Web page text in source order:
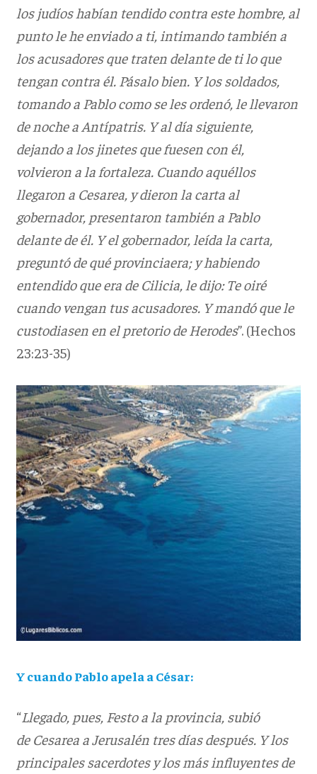
los judíos habían tendido contra este hombre, al
punto le he enviado a ti, intimando también a
los acusadores que traten delante de ti lo que
tengan contra él. Pásalo bien. Y los soldados,
tomando a Pablo como se les ordenó, le llevaron
de noche a Antípatris. Y al día siguiente,
dejando a los jinetes que fuesen con él,
volvieron a la fortaleza. Cuando aquéllos
llegaron a Cesarea, y dieron la carta al
gobernador, presentaron también a Pablo
delante de él. Y el gobernador, leída la carta,
preguntó de qué provinciaera; y habiendo
entendido que era de Cilicia, le dijo: Te oiré
cuando vengan tus acusadores. Y mandó que le
custodiasen en el pretorio de Herodes”. (Hechos
23:23-35)
Y cuando Pablo apela a César:
“Llegado, pues, Festo a la provincia, subió
de Cesarea a Jerusalén tres días después. Y los
principales sacerdotes y los más influyentes de